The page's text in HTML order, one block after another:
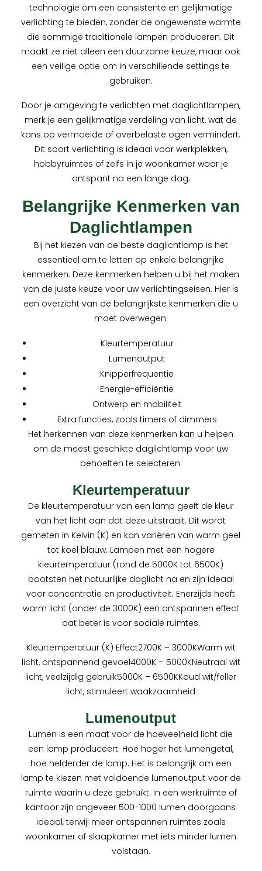
technologie om een consistente en gelijkmatige
verlichting te bieden, zonder de ongewenste warmte
die sommige traditionele lampen produceren. Dit
maakt ze niet alleen een duurzame keuze, maar ook
een veilige optie om in verschillende settings te
gebruiken.
Door je omgeving te verlichten met daglichtlampen,
merk je een gelijkmatige verdeling van licht, wat de
kans op vermoeide of overbelaste ogen vermindert.
Dit soort verlichting is ideaal voor werkplekken,
hobbyruimtes of zelfs in je woonkamer waar je
ontspant na een lange dag.
Belangrijke Kenmerken van
Daglichtlampen
Bij het kiezen van de beste daglichtlamp is het
essentieel om te letten op enkele belangrijke
kenmerken. Deze kenmerken helpen u bij het maken
van de juiste keuze voor uw verlichtingseisen. Hier is
een overzicht van de belangrijkste kenmerken die u
moet overwegen:
Kleurtemperatuur
Lumenoutput
Knipperfrequentie
Energie-efficiëntie
Ontwerp en mobiliteit
Extra functies, zoals timers of dimmers
Het herkennen van deze kenmerken kan u helpen
om de meest geschikte daglichtlamp voor uw
behoeften te selecteren.
Kleurtemperatuur
De kleurtemperatuur van een lamp geeft de kleur
van het licht aan dat deze uitstraalt. Dit wordt
gemeten in Kelvin (K) en kan variëren van warm geel
tot koel blauw. Lampen met een hogere
kleurtemperatuur (rond de 5000K tot 6500K)
bootsten het natuurlijke daglicht na en zijn ideaal
voor concentratie en productiviteit. Enerzijds heeft
warm licht (onder de 3000K) een ontspannen effect
dat beter is voor sociale ruimtes.
Kleurtemperatuur (K) Effect2700K – 3000KWarm wit
licht, ontspannend gevoel4000K – 5000KNeutraal wit
licht, veelzijdig gebruik5000K – 6500KKoud wit/feller
licht, stimuleert waakzaamheid
Lumenoutput
Lumen is een maat voor de hoeveelheid licht die
een lamp produceert. Hoe hoger het lumengetal,
hoe helderder de lamp. Het is belangrijk om een
lamp te kiezen met voldoende lumenoutput voor de
ruimte waarin u deze gebruikt. In een werkruimte of
kantoor zijn ongeveer 500-1000 lumen doorgaans
ideaal, terwijl meer ontspannen ruimtes zoals
woonkamer of slaapkamer met iets minder lumen
volstaan.